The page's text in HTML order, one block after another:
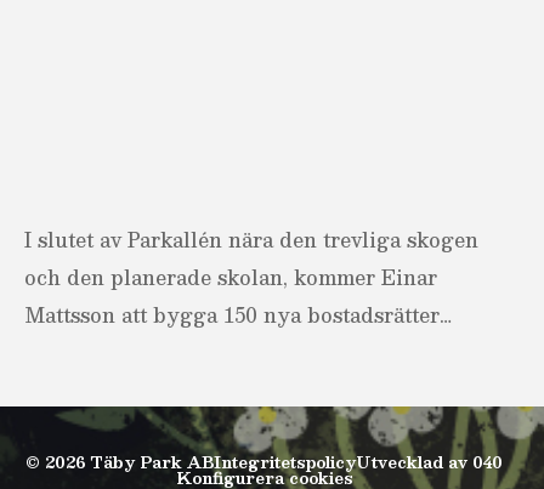
I slutet av Parkallén nära den trevliga skogen
och den planerade skolan, kommer Einar
Mattsson att bygga 150 nya bostadsrätter…
© 2026 Täby Park ABIntegritetspolicyUtvecklad av 040
Konfigurera cookies